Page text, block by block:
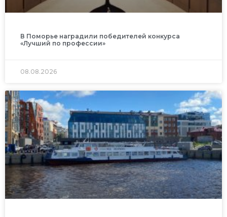
В Поморье наградили победителей конкурса
«Лучший по профессии»
08.08.2026